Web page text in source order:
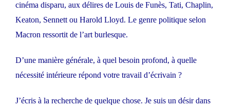
cinéma disparu, aux délires de Louis de Funès, Tati, Chaplin,
Keaton, Sennett ou Harold Lloyd. Le genre politique selon
Macron ressortit de l’art burlesque.
D’une manière générale, à quel besoin profond, à quelle
nécessité intérieure répond votre travail d’écrivain ?
J’écris à la recherche de quelque chose. Je suis un désir dans